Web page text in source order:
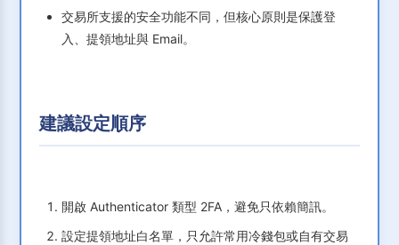
交易所支援的安全功能不同，但核心原則是保護登
入、提領地址與 Email。
建議設定順序
開啟 Authenticator 類型 2FA，避免只依賴簡訊。
設定提領地址白名單，只允許常用冷錢包或自有交易